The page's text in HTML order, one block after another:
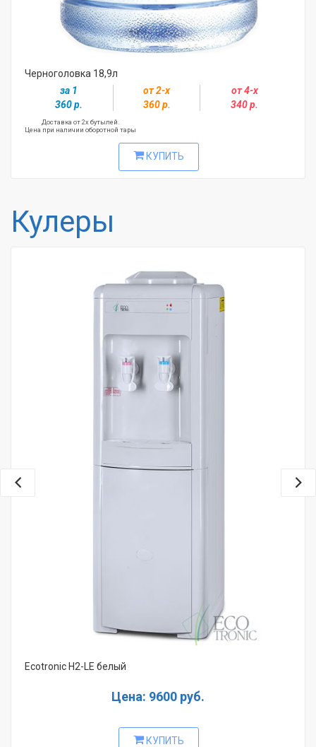
Черноголовка 18,9л
за 1
360 р.
от 2-х
360 р.
от 4-х
340 р.
Доставка от 2х бутылей.
Цена при наличии оборотной тары
КУПИТЬ
Кулеры
Ecotronic H2-LE белый
Цена: 9600 руб.
КУПИТЬ